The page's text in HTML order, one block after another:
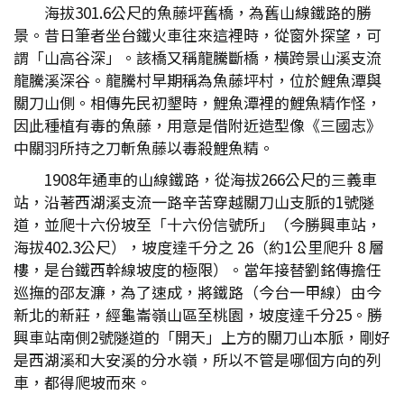
海拔301.6公尺的魚藤坪舊橋，為舊山線鐵路的勝
景。昔日筆者坐台鐵火車往來這裡時，從窗外探望，可
謂「山高谷深」。該橋又稱龍騰斷橋，橫跨景山溪支流
龍騰溪深谷。龍騰村早期稱為魚藤坪村，位於鯉魚潭與
關刀山側。相傳先民初墾時，鯉魚潭裡的鯉魚精作怪，
因此種植有毒的魚藤，用意是借附近造型像《三國志》
中關羽所持之刀斬魚藤以毒殺鯉魚精。
1908年通車的山線鐵路，從海拔266公尺的三義車
站，沿著西湖溪支流一路辛苦穿越關刀山支脈的1號隧
道，並爬十六份坡至「十六份信號所」（今勝興車站，
海拔402.3公尺），坡度達千分之 26（約1公里爬升 8 層
樓，是台鐵西幹線坡度的極限）。當年接替劉銘傳擔任
巡撫的邵友濂，為了速成，將鐵路（今台一甲線）由今
新北的新莊，經龜崙嶺山區至桃園，坡度達千分25。勝
興車站南側2號隧道的「開天」上方的關刀山本脈，剛好
是西湖溪和大安溪的分水嶺，所以不管是哪個方向的列
車，都得爬坡而來。